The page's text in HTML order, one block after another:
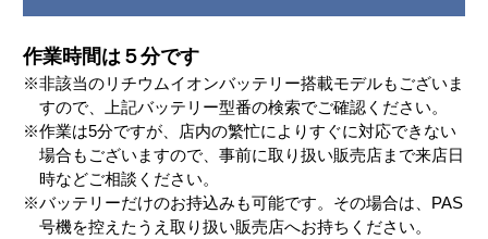
作業時間は５分です
※非該当のリチウムイオンバッテリー搭載モデルもございま
すので、上記バッテリー型番の検索でご確認ください。
※作業は5分ですが、店内の繁忙によりすぐに対応できない
場合もございますので、事前に取り扱い販売店まで来店日
時などご相談ください。
※バッテリーだけのお持込みも可能です。その場合は、PAS
号機を控えたうえ取り扱い販売店へお持ちください。